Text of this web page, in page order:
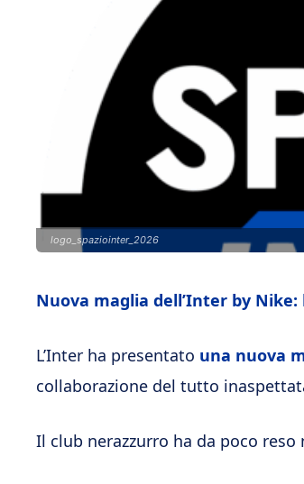
logo_spaziointer_2026
Nuova maglia dell’Inter by
L’Inter ha presentato una nuova
collaborazione del tutto
Il club nerazzurro ha da poco